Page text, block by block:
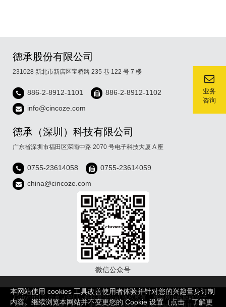
本网站使用 cookies 工具改善使用者体验并针对您的兴趣量身订制
内容。继续浏览本网站并不变更您的 Cookie 设置（点击「了解更
业务
咨询
德承股份有限公司
231028 新北市新店区宝桥路 235 巷 122 号 7 楼
886-2-8912-1101
886-2-8912-1102
info@cincoze.com
德承（深圳）科技有限公司
广东省深圳市福田区深南中路 2070 号电子科技大厦 A 座
0755-23614058
0755-23614059
china@cincoze.com
微信公众号
Copyright © 德承（深圳）科技有限公司 版权所有，网站网页的版面设计，